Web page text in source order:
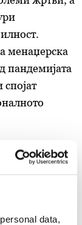
data,
менаџерска
пандемијата
од
успеале
конфликти,